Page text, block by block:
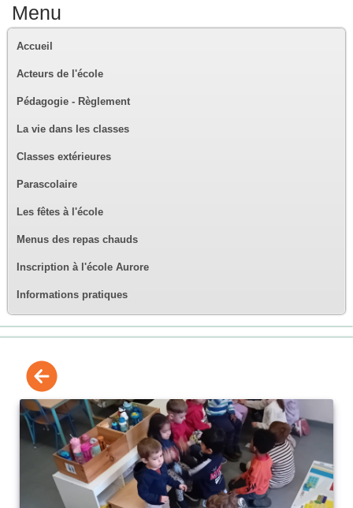
Menu
Accueil
Acteurs de l'école
Pédagogie - Règlement
La vie dans les classes
Classes extérieures
Parascolaire
Les fêtes à l'école
Menus des repas chauds
Inscription à l'école Aurore
Informations pratiques